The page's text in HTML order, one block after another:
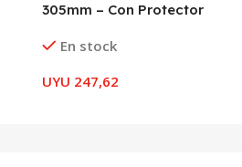
305mm – Con Protector
En stock
UYU 247,62